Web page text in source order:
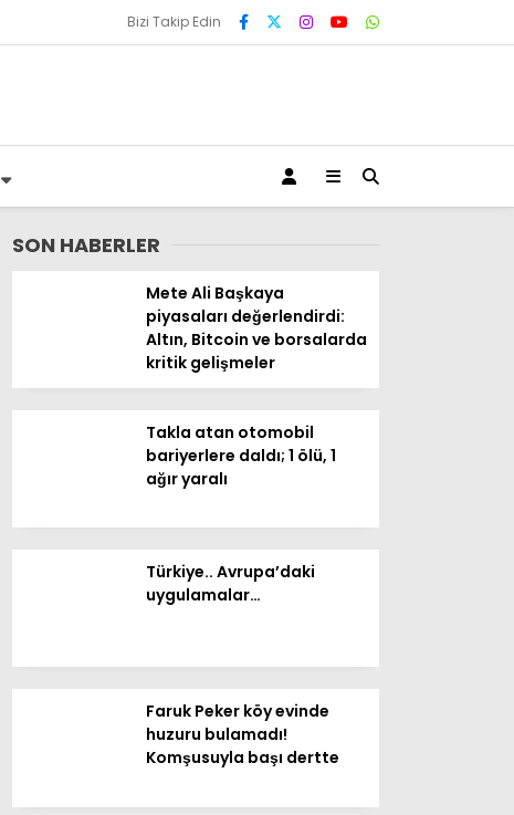
Magazin
Sağlık
Bizi Takip Edin
SON HABERLER
Mete Ali Başkaya
piyasaları değerlendirdi:
Altın, Bitcoin ve borsalarda
kritik gelişmeler
Takla atan otomobil
bariyerlere daldı; 1 ölü, 1
ağır yaralı
Türkiye.. Avrupa’daki
uygulamalar…
Faruk Peker köy evinde
huzuru bulamadı!
Komşusuyla başı dertte